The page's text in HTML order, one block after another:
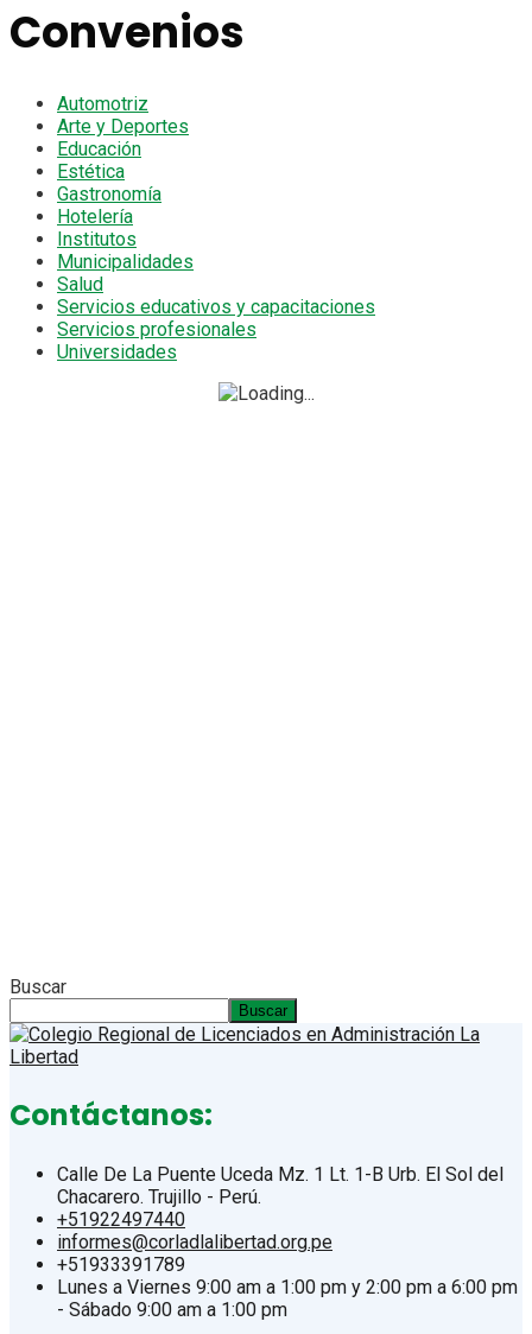
Convenios
Automotriz
Arte y Deportes
Educación
Estética
Gastronomía
Hotelería
Institutos
Municipalidades
Salud
Servicios educativos y capacitaciones
Servicios profesionales
Universidades
Buscar
Buscar
Contáctanos:
Calle De La Puente Uceda Mz. 1 Lt. 1-B Urb. El Sol del
Chacarero. Trujillo - Perú.
+51922497440
informes@corladlalibertad.org.pe
+51933391789
Lunes a Viernes 9:00 am a 1:00 pm y 2:00 pm a 6:00 pm
- Sábado 9:00 am a 1:00 pm